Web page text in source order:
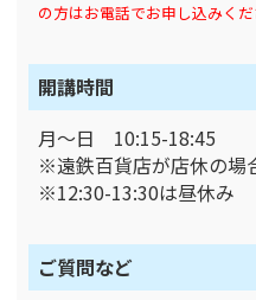
の方はお電話でお申し込みくだ
開講時間
月〜日 10:15-18:45
※遠鉄百貨店が店休の場
※12:30-13:30は昼休み
ご質問など